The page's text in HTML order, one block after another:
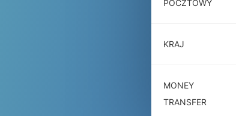
POCZTOWY
KRAJ
MONEY
TRANSFER